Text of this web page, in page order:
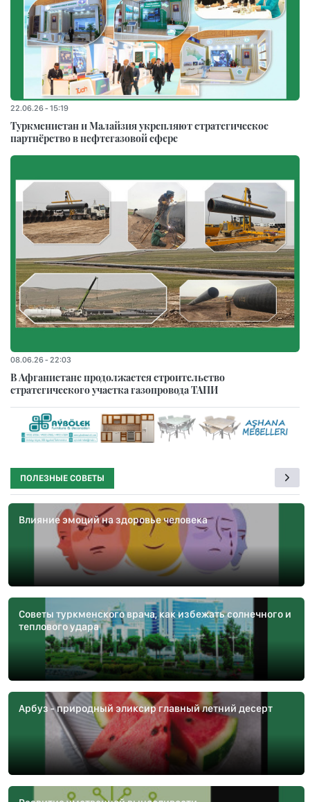
22.06.26 - 15:19
Туркменистан и Малайзия укрепляют стратегическое
партнёрство в нефтегазовой сфере
08.06.26 - 22:03
В Афганистане продолжается строительство
стратегического участка газопровода ТАПИ
ПОЛЕЗНЫЕ СОВЕТЫ
Влияние эмоций на здоровье человека
Советы туркменского врача, как избежать солнечного и
теплового удара
Арбуз - природный эликсир главный летний десерт